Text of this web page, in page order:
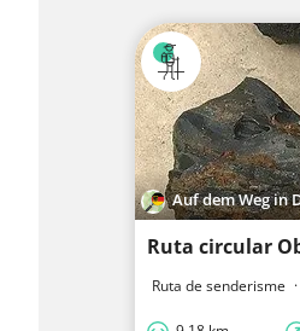
Auf dem Weg in
Ruta circular
Ruta de senderisme ·